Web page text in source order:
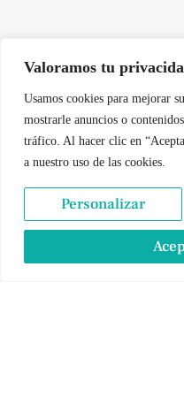
Valoramos tu
Usamos cookies para mejorar
mostrarle anuncios o
tráfico. Al hacer clic en
a nuestro uso de las cookies.
Personalizar